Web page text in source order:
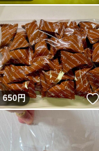
650円